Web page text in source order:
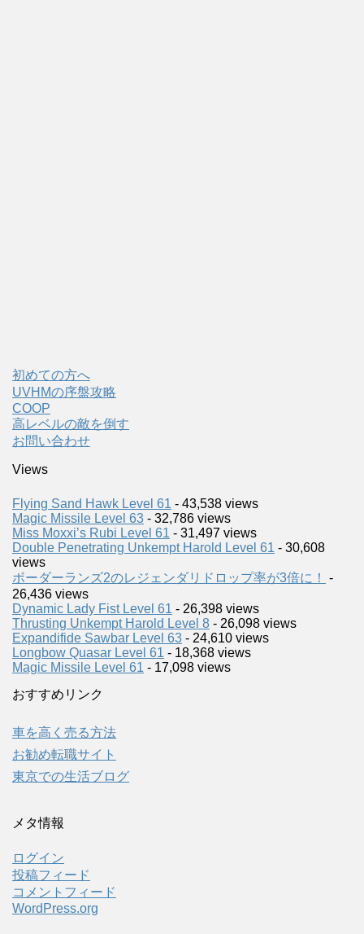
初めての方へ
UVHMの序盤攻略
COOP
高レベルの敵を倒す
お問い合わせ
Views
Flying Sand Hawk Level 61 - 43,538 views
Magic Missile Level 63 - 32,786 views
Miss Moxxi’s Rubi Level 61 - 31,497 views
Double Penetrating Unkempt Harold Level 61 - 30,608
views
ボーダーランズ2のレジェンダリドロップ率が3倍に！
-
26,436 views
Dynamic Lady Fist Level 61 - 26,398 views
Thrusting Unkempt Harold Level 8 - 26,098 views
Expandifide Sawbar Level 63 - 24,610 views
Longbow Quasar Level 61 - 18,368 views
Magic Missile Level 61 - 17,098 views
おすすめリンク
車を高く売る方法
お勧め転職サイト
東京での生活ブログ
メタ情報
ログイン
投稿フィード
コメントフィード
WordPress.org